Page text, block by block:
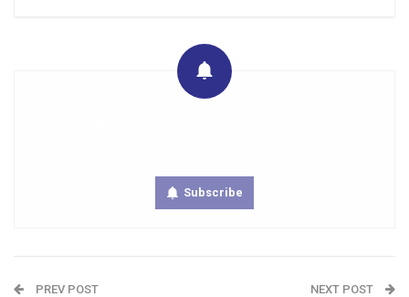
Subscribe
PREV POST NEXT POST